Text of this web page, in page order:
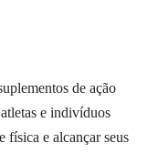
de ação
e indivíduos
física e alcançar seus